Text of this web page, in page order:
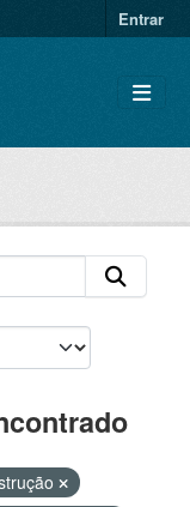
Entrar